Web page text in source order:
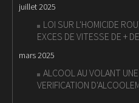
juillet 2025
LOI SUR L'HOMICIDE
EXCES DE VITESSE DE +
mars 2025
ALCOOL AU VOLANT
VERIFICATION